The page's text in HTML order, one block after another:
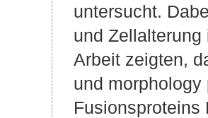
untersucht.
und
Arbeit zeigten,
und
Fusionsproteins